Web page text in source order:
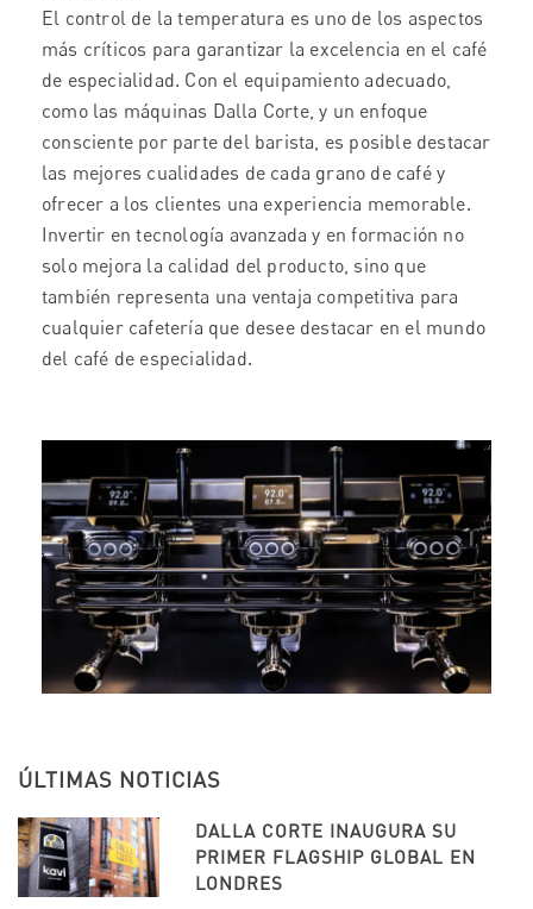
El control de la temperatura es uno de los aspectos
más críticos para garantizar la excelencia en el café
de especialidad. Con el equipamiento adecuado,
como las máquinas Dalla Corte, y un enfoque
consciente por parte del barista, es posible destacar
las mejores cualidades de cada grano de café y
ofrecer a los clientes una experiencia memorable.
Invertir en tecnología avanzada y en formación no
solo mejora la calidad del producto, sino que
también representa una ventaja competitiva para
cualquier cafetería que desee destacar en el mundo
del café de especialidad.
ÚLTIMAS NOTICIAS
DALLA CORTE INAUGURA SU
PRIMER FLAGSHIP GLOBAL EN
LONDRES